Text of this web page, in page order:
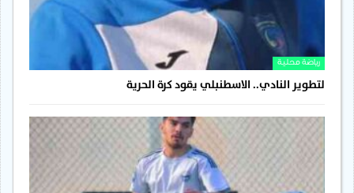
رياضة محلية
لتطوير النادي.. الاسطنبلي يقود كرة الحرية